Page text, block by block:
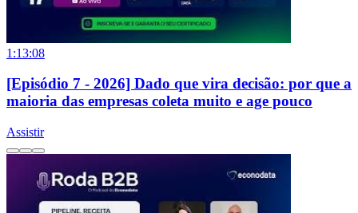
1:13:08
[Episódio 7 - 2026] Dado que vira decisão: por que a
maioria das empresas coleta muito e age pouco
Assistir